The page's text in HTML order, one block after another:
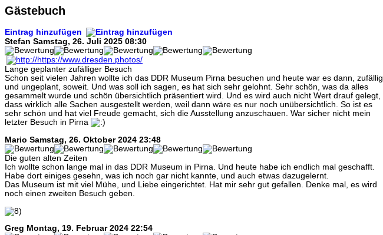
Gästebuch
Eintrag hinzufügen
Stefan Samstag, 26. Juli 2025 08:30
Lange geplanter zufälliger Besuch
Schon seit vielen Jahren wollte ich das DDR Museum Pirna besuchen und heute war es dann, zufällig
und ungeplant, soweit. Und was soll ich sagen, es hat sich sehr gelohnt. Sehr schön, was da alles
gesammelt wurde und schön übersichtlich präsentiert wird. Und es wird auch nicht Wert drauf gelegt,
dass wirklich alle Sachen ausgestellt werden, weil dann wäre es nur noch unübersichtlich. So ist es
sehr schön und hat viel Freude gemacht, sich die Ausstellung anzuschauen. War sicher nicht mein
letzter Besuch in Pirna
Mario Samstag, 26. Oktober 2024 23:48
Die guten alten Zeiten
Ich wollte schon lange mal in das DDR Museum in Pirna. Und heute habe ich endlich mal geschafft.
Habe dort einiges gesehn, was ich noch gar nicht kannte, und auch etwas dazugelernt.
Das Museum ist mit viel Mühe, und Liebe eingerichtet. Hat mir sehr gut gefallen. Denke mal, es wird
noch einen zweiten Besuch geben.
Greg Montag, 19. Februar 2024 22:54